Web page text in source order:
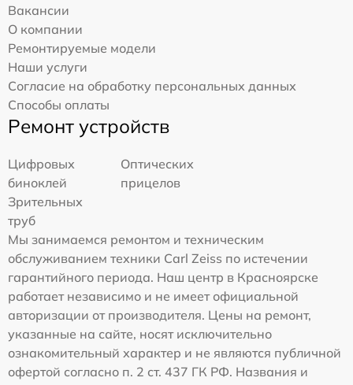
Вакансии
О компании
Ремонтируемые модели
Наши услуги
Согласие на обработку персональных данных
Способы оплаты
Ремонт устройств
Цифровых
биноклей
Оптических
прицелов
Зрительных
труб
Мы занимаемся ремонтом и техническим
обслуживанием техники Carl Zeiss по истечении
гарантийного периода. Наш центр в Красноярске
работает независимо и не имеет официальной
авторизации от производителя. Цены на ремонт,
указанные на сайте, носят исключительно
ознакомительный характер и не являются публичной
офертой согласно п. 2 ст. 437 ГК РФ. Названия и